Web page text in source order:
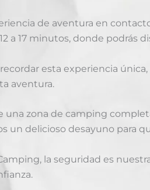
de aventura en
a 17 minutos, donde podrás
esta experiencia
aventura.
una zona de camping
un delicioso desayuno para
la seguridad es